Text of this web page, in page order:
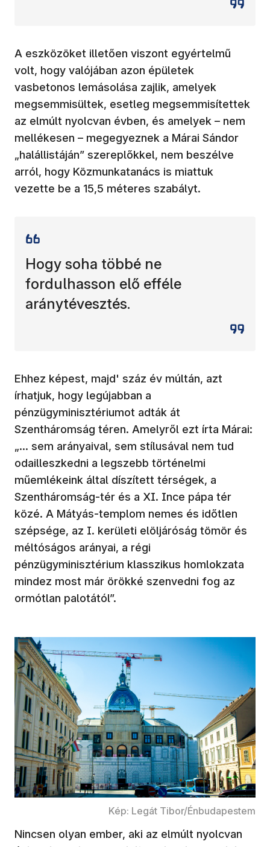
A eszközöket illetően viszont egyértelmű
volt, hogy valójában azon épületek
vasbetonos lemásolása zajlik, amelyek
megsemmisültek, esetleg megsemmisítettek
az elmúlt nyolcvan évben, és amelyek – nem
mellékesen – megegyeznek a Márai Sándor
„halállistáján” szereplőkkel, nem beszélve
arról, hogy Közmunkatanács is miattuk
vezette be a 15,5 méteres szabályt.
Hogy soha többé ne
fordulhasson elő efféle
aránytévesztés.
Ehhez képest, majd' száz év múltán, azt
írhatjuk, hogy legújabban a
pénzügyminisztériumot adták át
Szentháromság téren. Amelyről ezt írta Márai:
„… sem arányaival, sem stílusával nem tud
odailleszkedni a legszebb történelmi
műemlékeink által díszített térségek, a
Szentháromság-tér és a XI. Ince pápa tér
közé. A Mátyás-templom nemes és időtlen
szépsége, az I. kerületi elöljáróság tömör és
méltóságos arányai, a régi
pénzügyminisztérium klasszikus homlokzata
mindez most már örökké szenvedni fog az
ormótlan palotától”.
Kép: Legát Tibor/Énbudapestem
Nincsen olyan ember, aki az elmúlt nyolcvan